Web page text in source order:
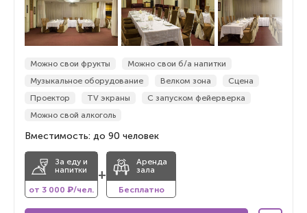
Можно свои фрукты
Можно свои б/а напитки
Музыкальное оборудование
Велком зона
Сцена
Проектор
TV экраны
С запуском фейерверка
Можно свой алкоголь
Вместимость: до 90 человек
За еду и
напитки
от 3 000 ₽/чел.
+
Аренда
зала
Бесплатно